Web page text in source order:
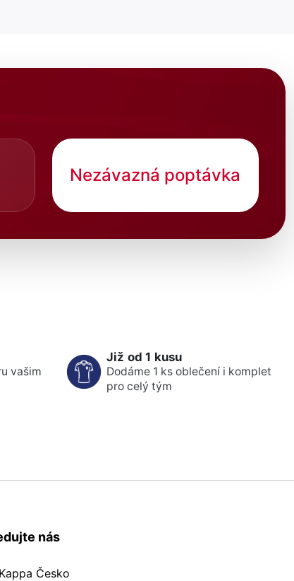
Nezávazná poptávka
vašim
Již od 1 kusu
Dodáme 1 ks oblečení i komplet
pro celý tým
nás
Kappa Česko